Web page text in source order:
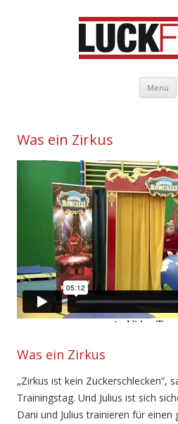
Menü
Was ein Zirkus
Was ein Zirkus
„Zirkus ist kein Zuckerschlecken“,
Trainingstag. Und Julius ist sich
Dani und Julius trainieren für einen